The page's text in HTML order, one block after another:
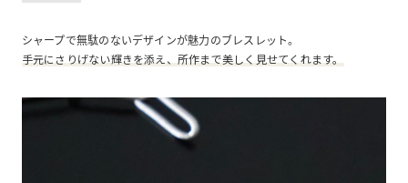
シャープで無駄のないデザインが魅力のブレスレット。
手元にさりげない輝きを添え、所作まで美しく見せてくれます。